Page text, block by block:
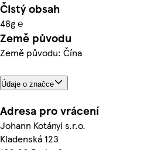
Čistý obsah
48g ℮
Země původu
Země původu: Čína
Údaje o značce
Adresa pro vrácení
Johann Kotányi s.r.o.
Kladenská 123